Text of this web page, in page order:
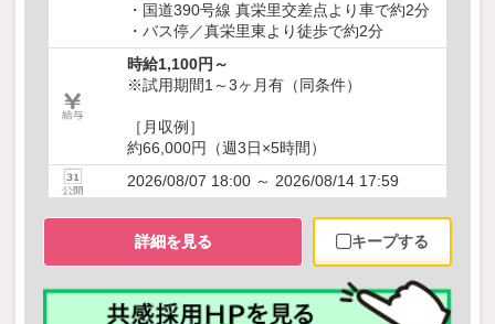
・国道390号線 真栄里交差点より車で約2分
・バス停／真栄里東より徒歩で約2分
時給1,100円～
※試用期間1～3ヶ月有（同条件）
［月収例］
約66,000円（週3日×5時間）
2026/08/07 18:00 ～ 2026/08/14 17:59
詳細を見る キープする